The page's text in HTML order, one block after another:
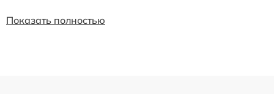
Показать полностью